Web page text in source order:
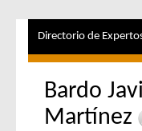
Directorio de
Bardo
Martínez